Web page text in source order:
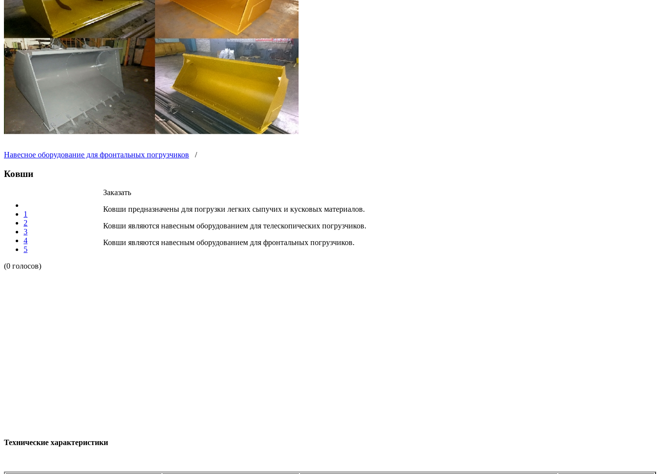
Навесное оборудование для фронтальных погрузчиков /
Ковши
1
2
3
4
5
(0 голосов)
Заказать
Ковши предназначены для погрузки легких сыпучих и кусковых материалов.
Ковши являются навесным оборудованием для телескопических погрузчиков.
Ковши являются навесным оборудованием для фронтальных погрузчиков.
Технические характеристики